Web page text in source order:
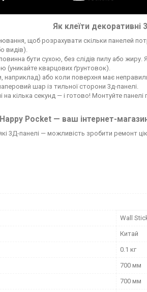
Як клеїти декоративні
щоб розрахувати скільки панелей
видів).
бути сухою, без слідів пилу або
(уникайте кварцових ґрунтовок).
наприклад) або коли поверхня має
шар із тильної сторони 3д-панелі.
на кілька секунд — і готово! Монтуйте
Happy Pocket — ваш інтернет-
3Д-панелі — можливість зробити ремонт
Wall
Китай
0.1 кг
700 мм
700 мм